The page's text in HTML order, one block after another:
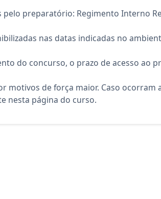
preparatório: Regimento Interno
nas datas indicadas no
do concurso, o prazo de acesso ao
de força maior. Caso ocorram
nesta página do curso.